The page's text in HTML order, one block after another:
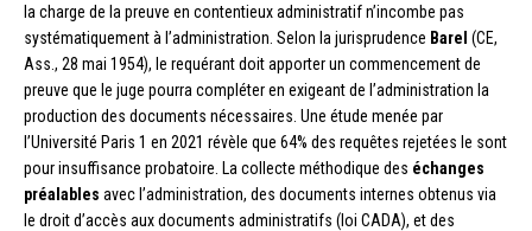
la charge de la preuve en contentieux administratif n’incombe pas
systématiquement à l’administration. Selon la jurisprudence Barel (CE,
Ass., 28 mai 1954), le requérant doit apporter un commencement de
preuve que le juge pourra compléter en exigeant de l’administration la
production des documents nécessaires. Une étude menée par
l’Université Paris 1 en 2021 révèle que 64% des requêtes rejetées le sont
pour insuffisance probatoire. La collecte méthodique des échanges
préalables avec l’administration, des documents internes obtenus via
le droit d’accès aux documents administratifs (loi CADA), et des